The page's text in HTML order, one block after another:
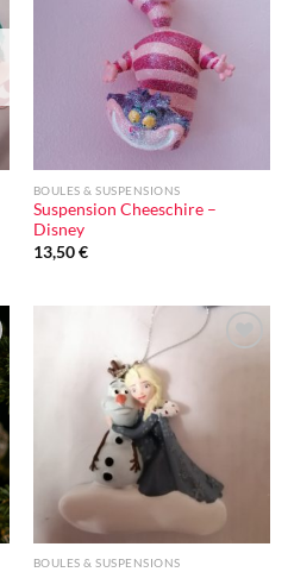
BOULES & SUSPENSIONS
Suspension Cheeschire –
Disney
13,50€
BOULES & SUSPENSIONS